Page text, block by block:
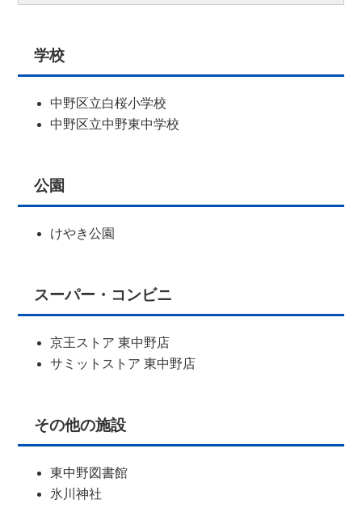
学校
中野区立白桜小学校
中野区立中野東中学校
公園
けやき公園
スーパー・コンビニ
京王ストア 東中野店
サミットストア 東中野店
その他の施設
東中野図書館
氷川神社